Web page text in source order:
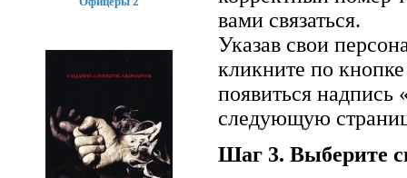
вами связаться.
Указав свои
кликните по
появиться
следующую
Шаг 3. Выберите